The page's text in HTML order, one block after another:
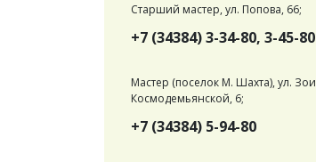
Старший мастер, ул. Попова, 66;
+7 (34384) 3-34-80, 3-45-80
Мастер (поселок М. Шахта), ул. Зои
Космодемьянской, 6;
+7 (34384) 5-94-80